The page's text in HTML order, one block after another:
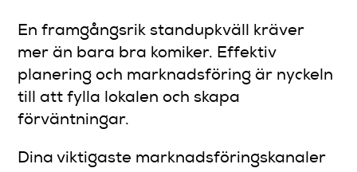
En framgångsrik standupkväll kräver
mer än bara bra komiker. Effektiv
planering och marknadsföring är nyckeln
till att fylla lokalen och skapa
förväntningar.
Dina viktigaste marknadsföringskanaler